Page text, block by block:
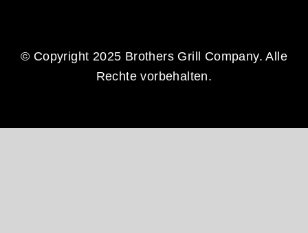
© Copyright 2025 Brothers Grill Company. Alle
Rechte vorbehalten.